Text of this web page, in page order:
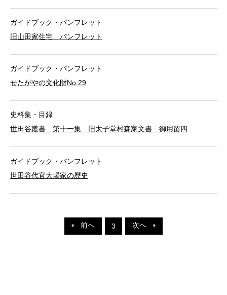
ガイドブック・パンフレット
旧山田家住宅 パンフレット
ガイドブック・パンフレット
せたがやの文化財No.29
史料集・目録
世田谷叢書 第十一集 旧太子堂村森家文書 御用留四
ガイドブック・パンフレット
世田谷代官大場家の歴史
前へ 3 次へ